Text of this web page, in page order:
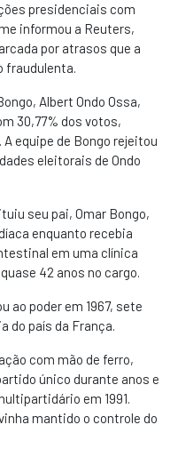
presidenciais com
informou a Reuters,
por atrasos que a
fraudulenta.
Albert Ondo Ossa,
30,77% dos votos,
equipe de Bongo rejeitou
eleitorais de Ondo
seu pai, Omar Bongo,
enquanto recebia
em uma clínica
42 anos no cargo.
ao poder em 1967, sete
do país da França.
com mão de ferro,
único durante anos e
em 1991.
mantido o controle do